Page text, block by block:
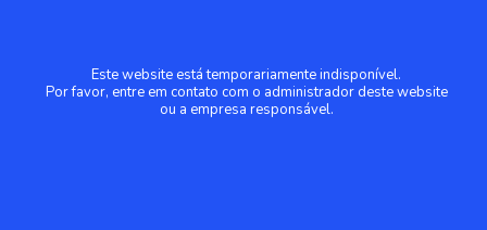
Este website está temporariamente indisponível.
Por favor, entre em contato com o administrador deste website
ou a empresa responsável.